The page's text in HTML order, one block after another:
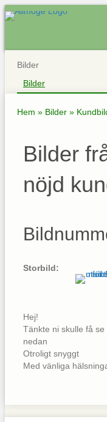
Bilder
Bilder
Hem » Bilder »
Bilder
nöjd
Storbild:
Hej!
Tänkte ni skulle få
nedan
Otroligt snyggt
Med vänliga